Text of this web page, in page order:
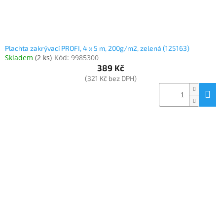
Plachta zakrývací PROFI, 4 x 5 m, 200g/m2, zelená (125163)
Skladem (2 ks) Kód: 9985300
389 Kč
(321 Kč bez DPH)